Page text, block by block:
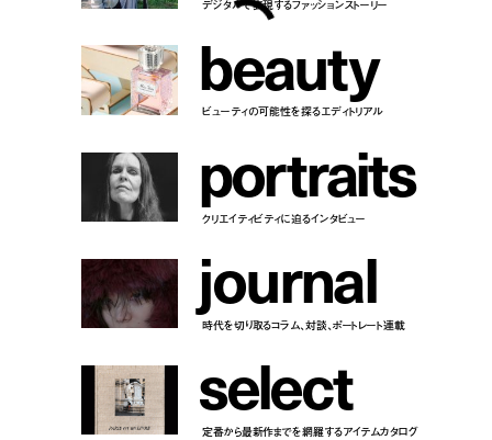
デジタルで表現するファッションストーリー
beauty
ビューティの可能性を探るエディトリアル
portraits
クリエイティビティに迫るインタビュー
journal
時代を切り取るコラム、対談、ポートレート連載
select
定番から最新作までを網羅するアイテムカタログ